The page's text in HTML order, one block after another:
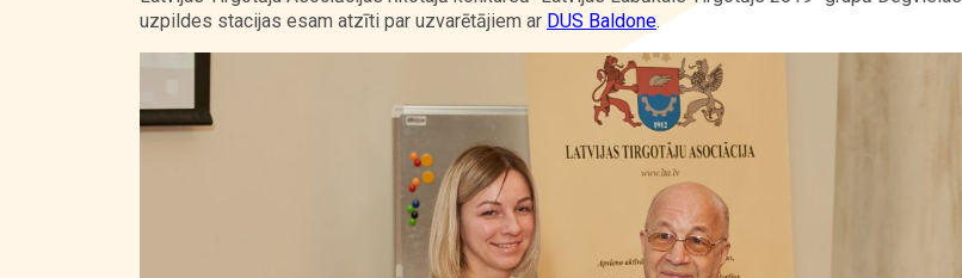
Kontakti
uzpildes stacijas esam atzīti par uzvarētājiem ar DUS Baldone.